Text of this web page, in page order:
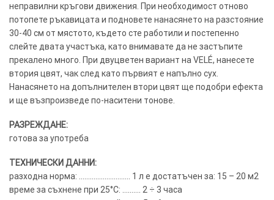
неправилни кръгови движения. При необходимост отново
потопете ръкавицата и подновете нанасянето на разстояние
30-40 см от мястото, където сте работили и постепенно
слейте двата участъка, като внимавате да не застъпите
прекалено много. При двуцветен вариант на VELÉ, нанесете
втория цвят, чак след като първият е напълно сух.
Нанасянето на допълнителен втори цвят ще подобри ефекта
и ще възпроизведе по-наситени тонове.
РАЗРЕЖДАНЕ:
готова за употреба
ТЕХНИЧЕСКИ ДАННИ:
разходна норма: ………………………. 1 л е достатъчен за: 15 – 20 м2
време за съхнене при 25°C: ………. 2 ÷ 3 часа